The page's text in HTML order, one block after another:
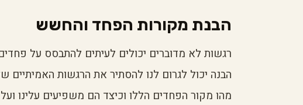
הבנת מקורות הפחד והחשש
רגשות לא מדוברים יכולים לעיתים להתבסס על
הבנה יכול לגרום לנו להסתיר את הרגשות האמיתיים
מהו מקור הפחדים הללו וכיצד הם משפיעים עלינו ועל